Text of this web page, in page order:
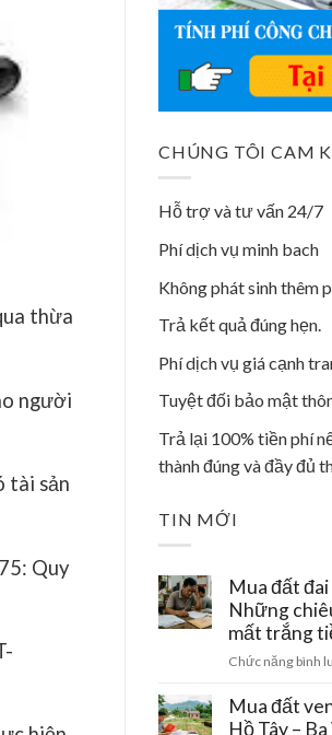
thừa
người
tài sản
Quy
CHÚNG TÔI CAM
Hỗ trợ và tư vấn 24/7
Phí dịch vụ minh bach
Không phát sinh thêm
Trả kết quả đúng hẹn.
Phí dịch vụ giá cạnh
Tuyệt đối bảo mật
Trả lại 100% tiền phí
thành đúng và đầy đủ
TIN MỚI
Mua đất
Những
mất trắng
Chức năng bình
Mua đất
Hồ Tây –